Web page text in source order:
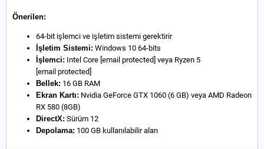
Önerilen:
64-bit işlemci ve işletim sistemi gerektirir
İşletim Sistemi: Windows 10 64-bits
İşlemci: Intel Core [email protected] veya Ryzen 5
[email protected]
Bellek: 16 GB RAM
Ekran Kartı: Nvidia GeForce GTX 1060 (6 GB) veya AMD Radeon
RX 580 (8GB)
DirectX: Sürüm 12
Depolama: 100 GB kullanılabilir alan